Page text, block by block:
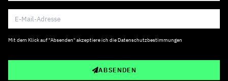
Mit dem Klick auf "Absenden" akzeptiere ich die Datenschutzbestimmungen
ABSENDEN